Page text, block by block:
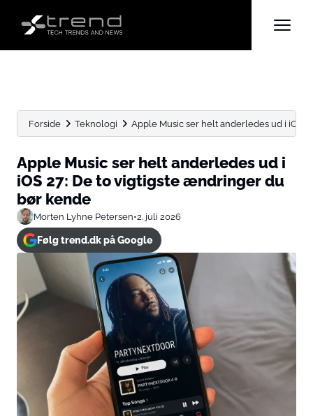
Forside Teknologi Apple Music ser helt anderledes ud i iOS
Apple Music ser helt anderledes ud i
iOS 27: De to vigtigste ændringer du
bør kende
Morten Lyhne Petersen•2. juli 2026
Følg trend.dk på Google